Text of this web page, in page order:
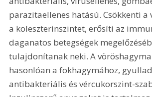
parazitaellenes hatású. Csökkenti a
a koleszterinszintet, erősíti az
daganatos betegségek
tulajdonítanak neki. A
hasonlóan a fokhagymához,
antibakteriális és vércukorszint-